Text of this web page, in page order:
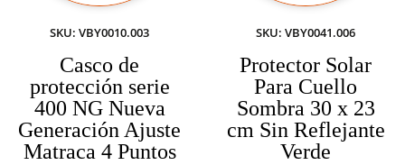
SKU: VBY0010.003
Casco de
protección serie
400 NG Nueva
Generación Ajuste
Matraca 4 Puntos
SKU: VBY0041.006
Protector Solar
Para Cuello
Sombra 30 x 23
cm Sin Reflejante
Verde